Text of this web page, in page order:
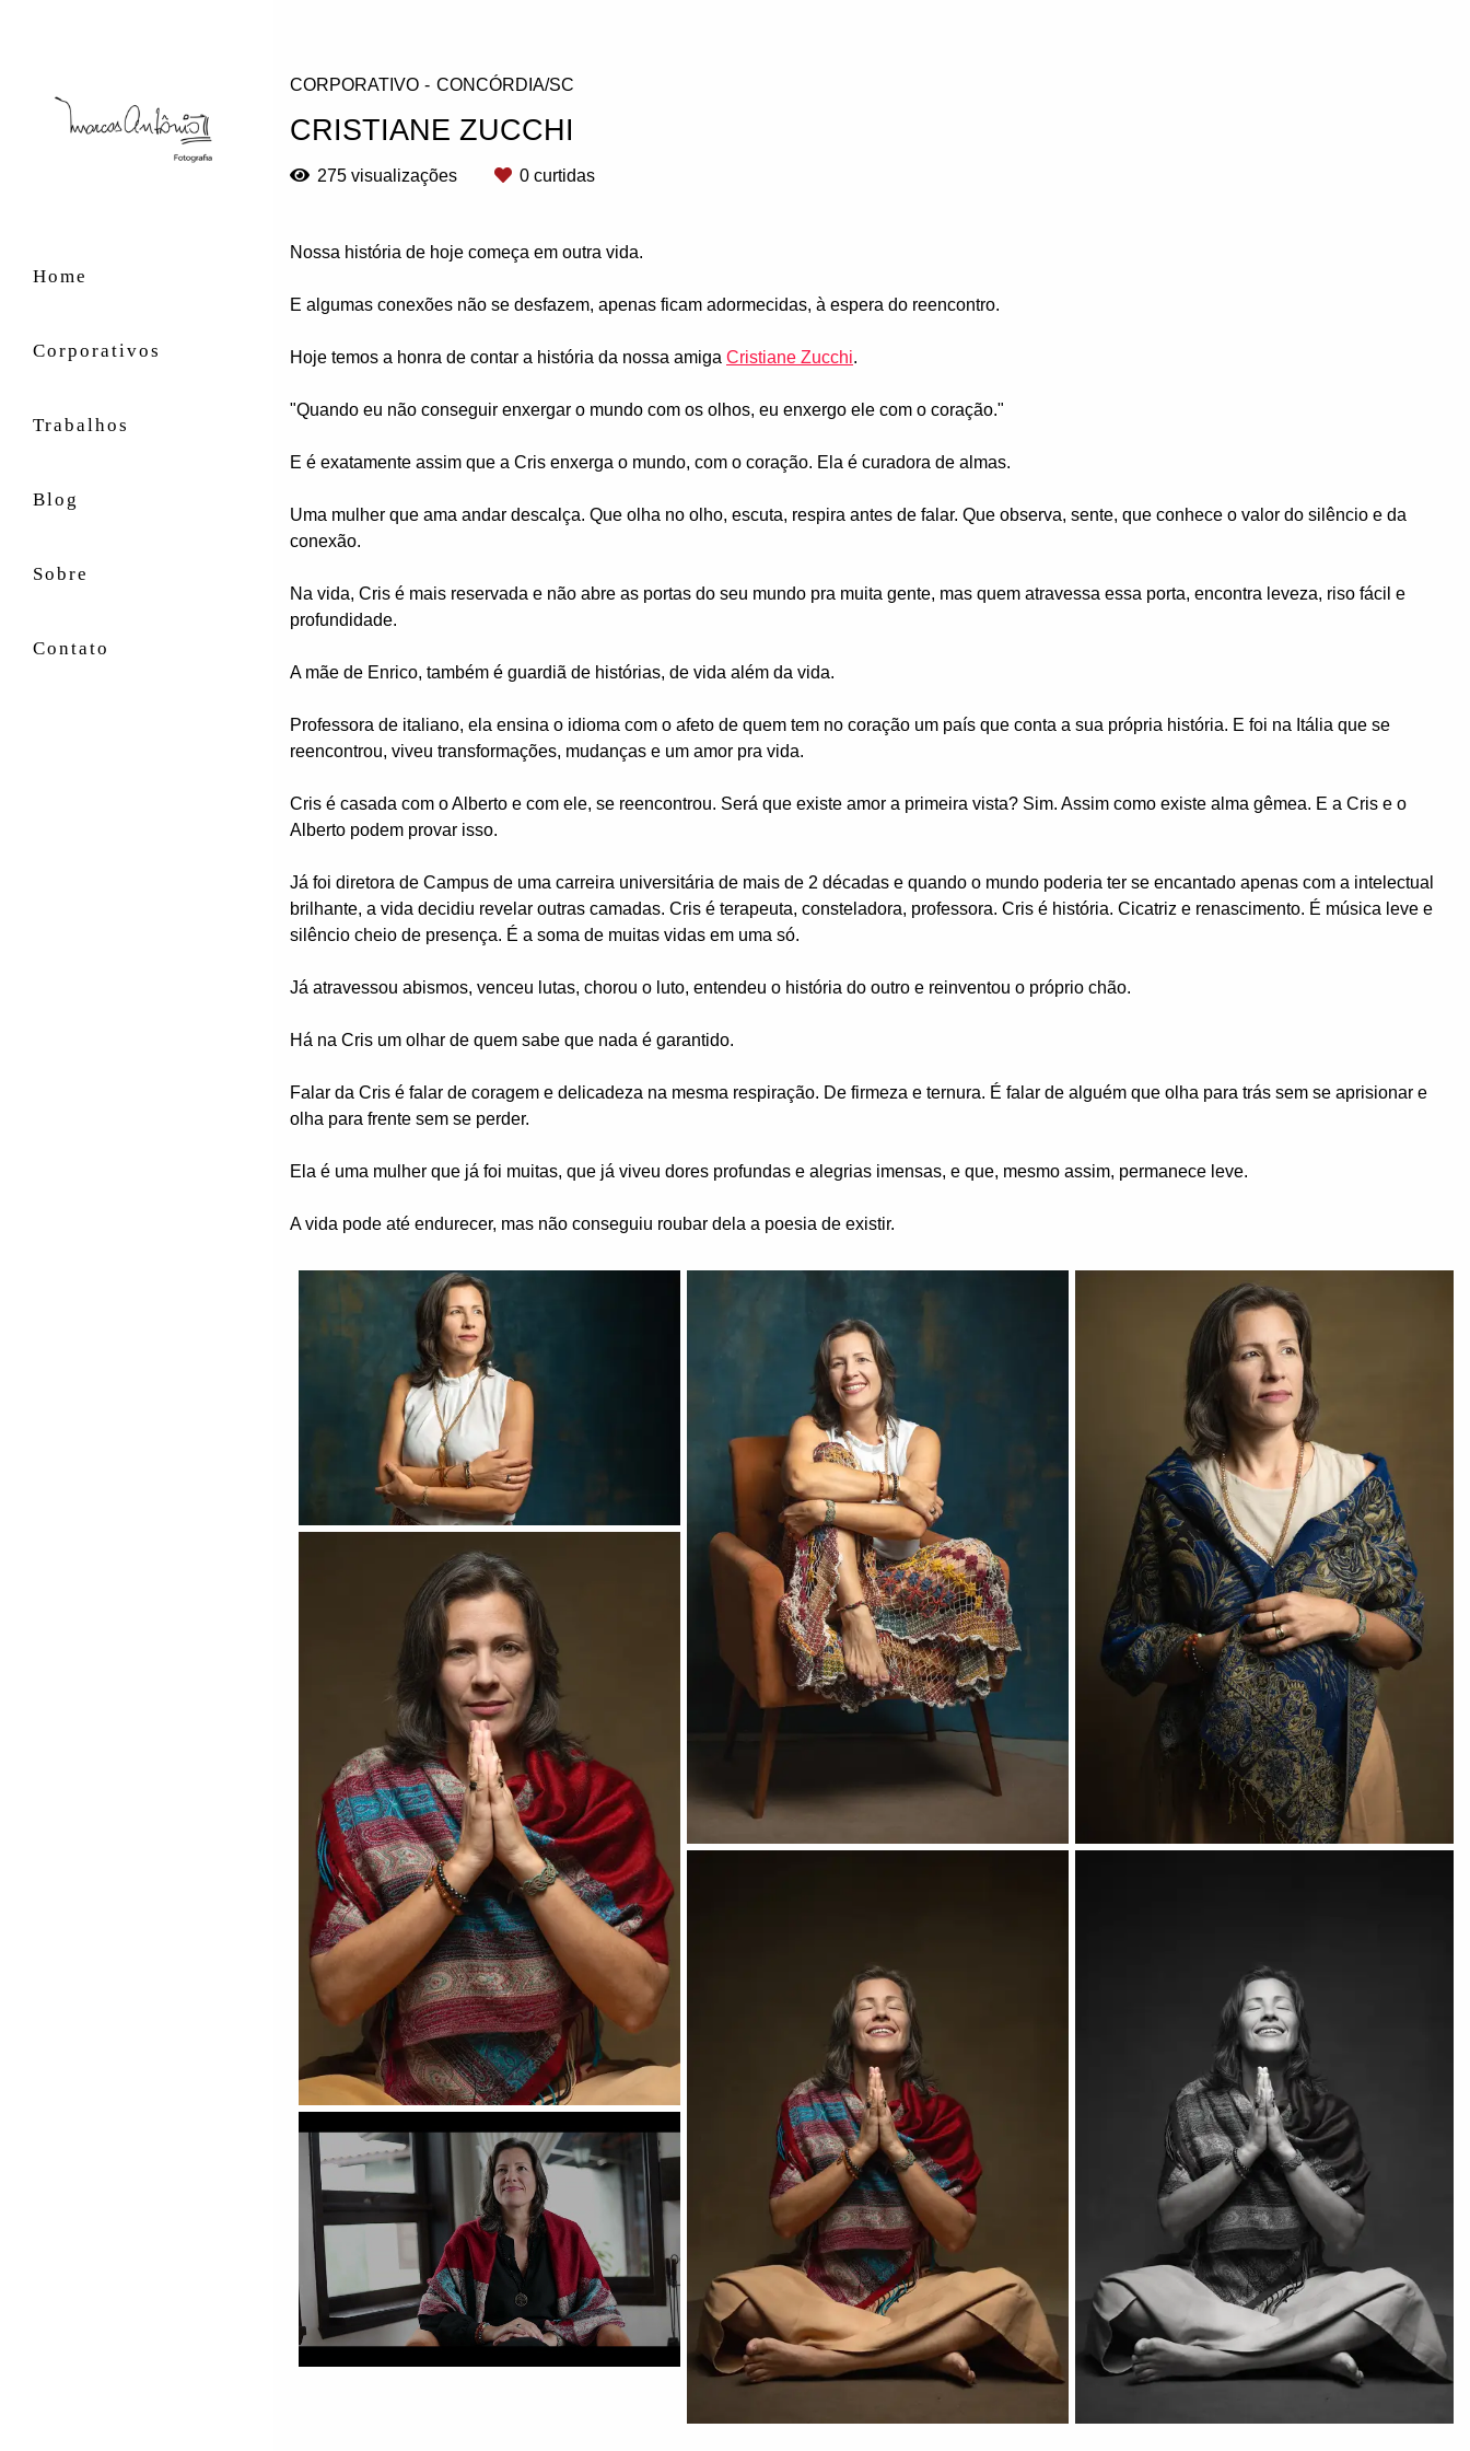
Home
Corporativos
Trabalhos
Blog
Sobre
Contato
CORPORATIVO CONCÓRDIA/SC
CRISTIANE ZUCCHI
275 visualizações 0 curtidas
Nossa história de hoje começa em outra vida.
E algumas conexões não se desfazem, apenas ficam adormecidas, à espera do reencontro.
Hoje temos a honra de contar a história da nossa amiga Cristiane Zucchi.
"Quando eu não conseguir enxergar o mundo com os olhos, eu enxergo ele com o coração."
E é exatamente assim que a Cris enxerga o mundo, com o coração. Ela é curadora de almas.
Uma mulher que ama andar descalça. Que olha no olho, escuta, respira antes de falar. Que observa, sente, que conhece o valor do silêncio e da
conexão.
Na vida, Cris é mais reservada e não abre as portas do seu mundo pra muita gente, mas quem atravessa essa porta, encontra leveza, riso fácil e
profundidade.
A mãe de Enrico, também é guardiã de histórias, de vida além da vida.
Professora de italiano, ela ensina o idioma com o afeto de quem tem no coração um país que conta a sua própria história. E foi na Itália que se
reencontrou, viveu transformações, mudanças e um amor pra vida.
Cris é casada com o Alberto e com ele, se reencontrou. Será que existe amor a primeira vista? Sim. Assim como existe alma gêmea. E a Cris e o
Alberto podem provar isso.
Já foi diretora de Campus de uma carreira universitária de mais de 2 décadas e quando o mundo poderia ter se encantado apenas com a intelectual
brilhante, a vida decidiu revelar outras camadas. Cris é terapeuta, consteladora, professora. Cris é história. Cicatriz e renascimento. É música leve e
silêncio cheio de presença. É a soma de muitas vidas em uma só.
Já atravessou abismos, venceu lutas, chorou o luto, entendeu o história do outro e reinventou o próprio chão.
Há na Cris um olhar de quem sabe que nada é garantido.
Falar da Cris é falar de coragem e delicadeza na mesma respiração. De firmeza e ternura. É falar de alguém que olha para trás sem se aprisionar e
olha para frente sem se perder.
Ela é uma mulher que já foi muitas, que já viveu dores profundas e alegrias imensas, e que, mesmo assim, permanece leve.
A vida pode até endurecer, mas não conseguiu roubar dela a poesia de existir.